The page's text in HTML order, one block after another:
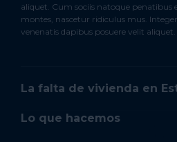
aliquet. Cum sociis natoque
montes, nascetur ridiculus mus.
venenatis dapibus posuere velit aliquet.
La falta de vivienda en
Lo que hacemos